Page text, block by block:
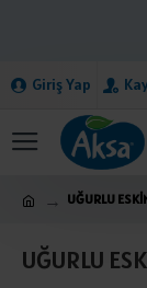
Giriş Yap
UĞURLU
UĞURLU